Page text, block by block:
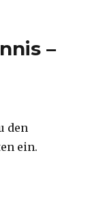
–
den
ein.